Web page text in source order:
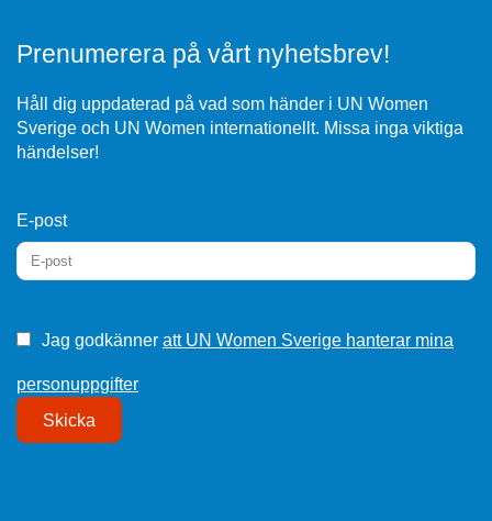
Prenumerera på vårt nyhetsbrev!
Håll dig uppdaterad på vad som händer i UN Women
Sverige och UN Women internationellt. Missa inga viktiga
händelser!
E-post
Jag godkänner att UN Women Sverige hanterar mina
personuppgifter
Skicka